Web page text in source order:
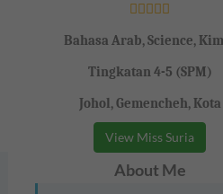
Bahasa Arab, Science,
Tingkatan 4-5 (SPM)
Johol, Gemencheh, Kota
View Miss Suria
About Me